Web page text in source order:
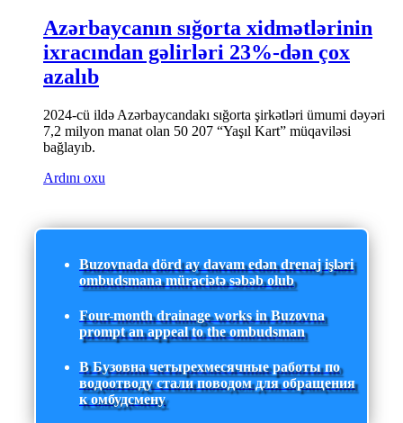
Azərbaycanın sığorta xidmətlərinin
ixracından gəlirləri 23%-dən çox
azalıb
2024-cü ildə Azərbaycandakı sığorta şirkətləri ümumi dəyəri
7,2 milyon manat olan 50 207 “Yaşıl Kart” müqaviləsi
bağlayıb.
Ardını oxu
Buzovnada dörd ay davam edən drenaj işləri
ombudsmana müraciətə səbəb olub
Four-month drainage works in Buzovna
prompt an appeal to the ombudsman
В Бузовна четырехмесячные работы по
водоотводу стали поводом для обращения
к омбудсмену